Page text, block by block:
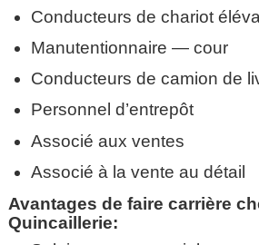
Conducteurs de chariot
Manutentionnaire — cour
Conducteurs de camion de
Personnel d’entrepôt
Associé aux ventes
Associé à la vente au détail
Avantages de faire carrière
Quincaillerie: